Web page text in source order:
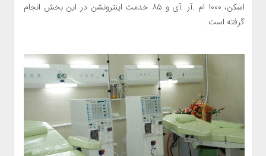
اسكن، ۱۰۰۰ ام .آر .آي و ۸۵ خدمت اينترونشن در اين بخش انجام
گرفته است.